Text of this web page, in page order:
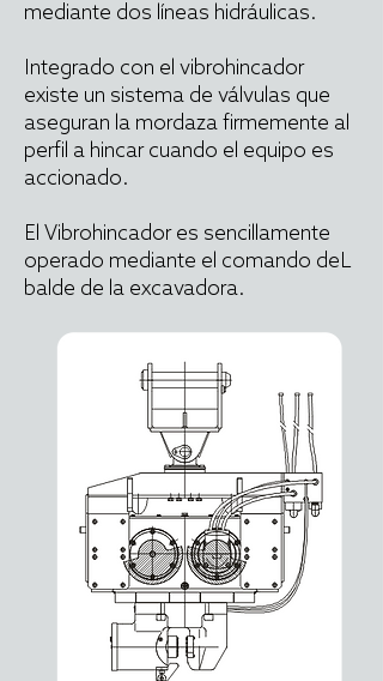
mediante dos líneas hidráulicas.
Integrado con el vibrohincador
existe un sistema de válvulas que
aseguran la mordaza firmemente al
perfil a hincar cuando el equipo es
accionado.
El Vibrohincador es sencillamente
operado mediante el comando deL
balde de la excavadora.